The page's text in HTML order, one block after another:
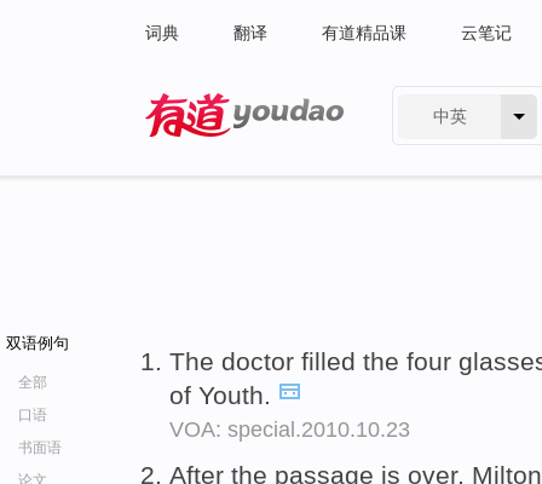
词典 翻译 有道精品课 云笔记
中英
双语例句
全部
口语
书面语
论文
The doctor filled the four
of Youth.
VOA: special.2010.10.23
After the passage is over,